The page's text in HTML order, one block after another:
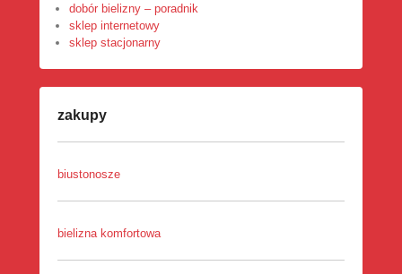
dobór bielizny – poradnik
sklep internetowy
sklep stacjonarny
zakupy
biustonosze
bielizna komfortowa